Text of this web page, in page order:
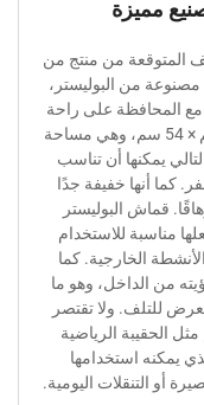
منتج من
راحة
سم × 21 سم × 54 سم، وهي مساحة
تناسب
جدًا
كما
وهو ما
تقتصر
اليومية.